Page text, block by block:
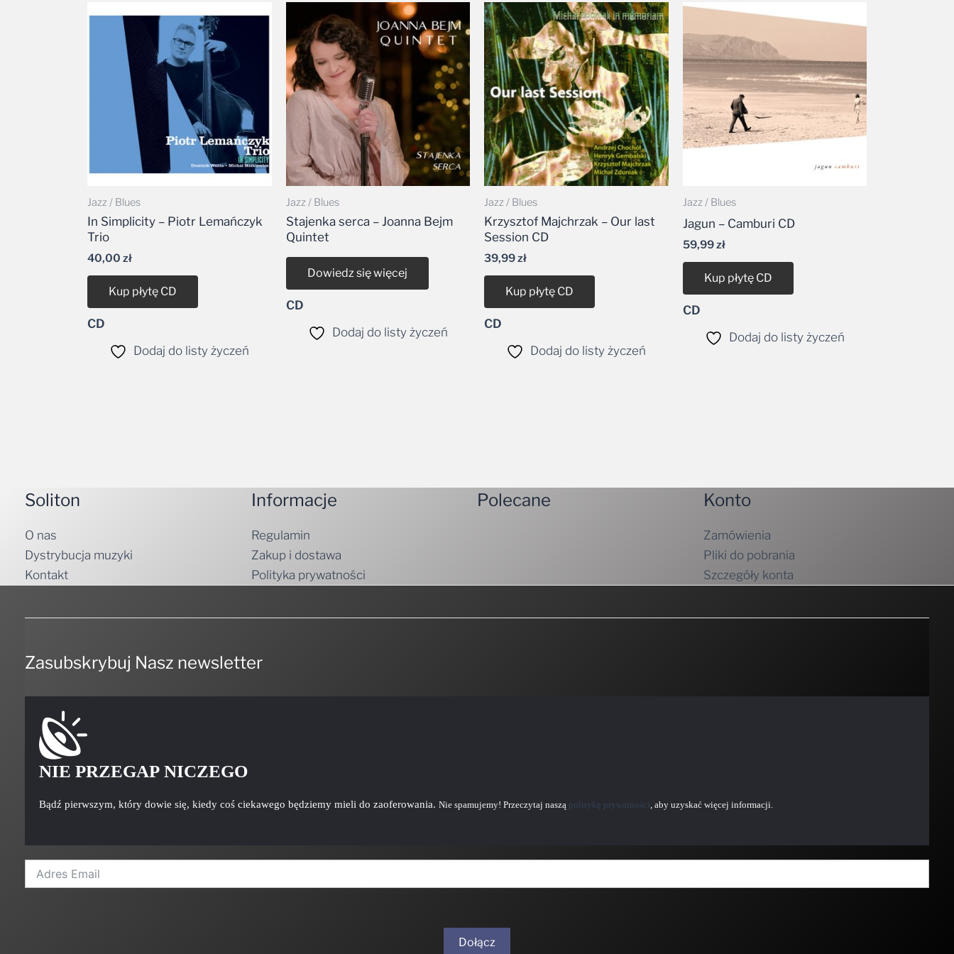
Jazz / Blues
In Simplicity – Piotr Lemańczyk
Trio
40,00 zł
Kup płytę CD
CD
Dodaj do listy życzeń
Jazz / Blues
Stajenka serca – Joanna Bejm
Quintet
Dowiedz się więcej
CD
Dodaj do listy życzeń
Jazz / Blues
Krzysztof Majchrzak – Our last
Session CD
39,99zł
Kup płytę CD
CD
Dodaj do listy życzeń
Jazz / Blues
Jagun – Camburi CD
59,99zł
Kup płytę CD
CD
Dodaj do listy życzeń
Soliton
O nas
Dystrybucja muzyki
Kontakt
Informacje
Regulamin
Zakup i dostawa
Polityka prywatności
Polecane Konto
Zamówienia
Pliki do pobrania
Szczegóły konta
Zasubskrybuj Nasz newsletter
NIE PRZEGAP NICZEGO
Bądź pierwszym, który dowie się, kiedy coś ciekawego będziemy mieli do zaoferowania. Nie spamujemy! Przeczytaj naszą politykę prywatności , aby uzyskać więcej informacji.
Dołącz